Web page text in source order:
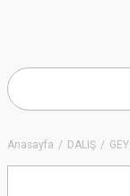
Anasayfa DALIŞ